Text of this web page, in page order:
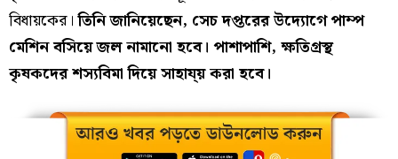
বিধায়কের।তিনি জানিয়েছেন, সেচ দপ্তরের উদ্যোগে পাম্প
মেশিন বসিয়ে জল নামানো হবে। পাশাপাশি, ক্ষতিগ্রস্থ
কৃষকদের শস্যবিমা দিয়ে সাহায্য় করা হবে।